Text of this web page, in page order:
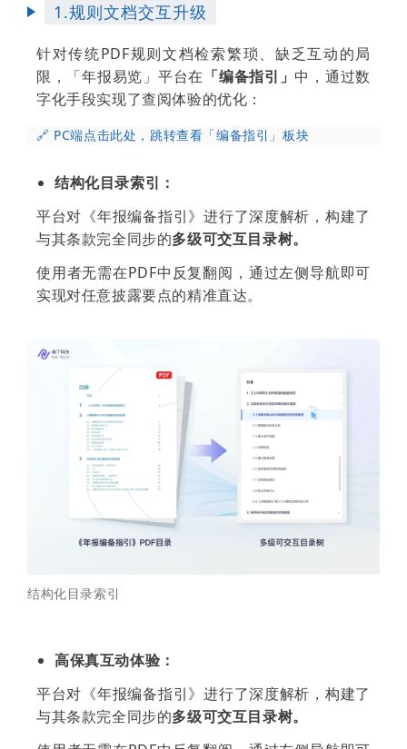
1.规则文档交互升级
针对传统PDF规则文档检索繁琐、缺乏互动的局
限，「年报易览」平台在 「编备指引」 中，通过数
字化手段实现了查阅体验的优化：
🔗 PC端点击此处，跳转查看「编备指引」板块
结构化目录索引：
平台对《年报编备指引》进行了深度解析，构建了
与其条款完全同步的多级可交互目录树。
使用者无需在PDF中反复翻阅，通过左侧导航即可
实现对任意披露要点的精准直达。
结构化目录索引
高保真互动体验：
平台对《年报编备指引》进行了深度解析，构建了
与其条款完全同步的多级可交互目录树。